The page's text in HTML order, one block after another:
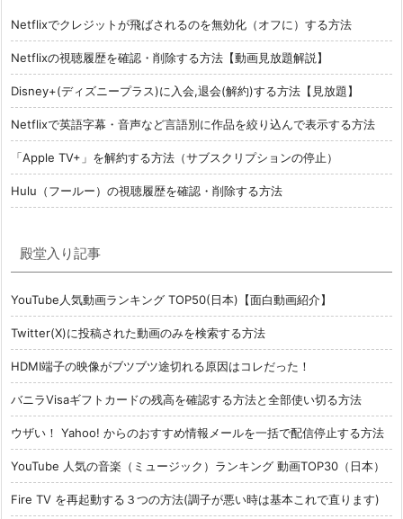
Netflixでクレジットが飛ばされるのを無効化（オフに）する方法
Netflixの視聴履歴を確認・削除する方法【動画見放題解説】
Disney+(ディズニープラス)に入会,退会(解約)する方法【見放題】
Netflixで英語字幕・音声など言語別に作品を絞り込んで表示する方法
「Apple TV+」を解約する方法（サブスクリプションの停止）
Hulu（フールー）の視聴履歴を確認・削除する方法
殿堂入り記事
YouTube人気動画ランキング TOP50(日本)【面白動画紹介】
Twitter(X)に投稿された動画のみを検索する方法
HDMI端子の映像がブツブツ途切れる原因はコレだった！
バニラVisaギフトカードの残高を確認する方法と全部使い切る方法
ウザい！ Yahoo! からのおすすめ情報メールを一括で配信停止する方法
YouTube 人気の音楽（ミュージック）ランキング 動画TOP30（日本）
Fire TV を再起動する３つの方法(調子が悪い時は基本これで直ります)